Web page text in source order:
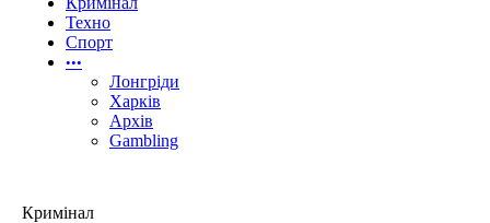
Техно
Спорт
•••
Лонгріди
Харків
Архів
Gambling
Кримінал